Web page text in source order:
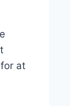
at